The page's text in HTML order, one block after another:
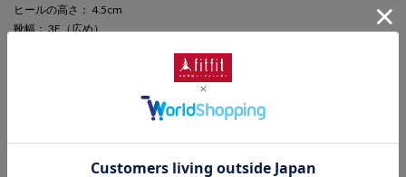
ヒールの高さ ： 4.5cm
靴幅 ： 3E（広め）
さらに詳しい情報を表示